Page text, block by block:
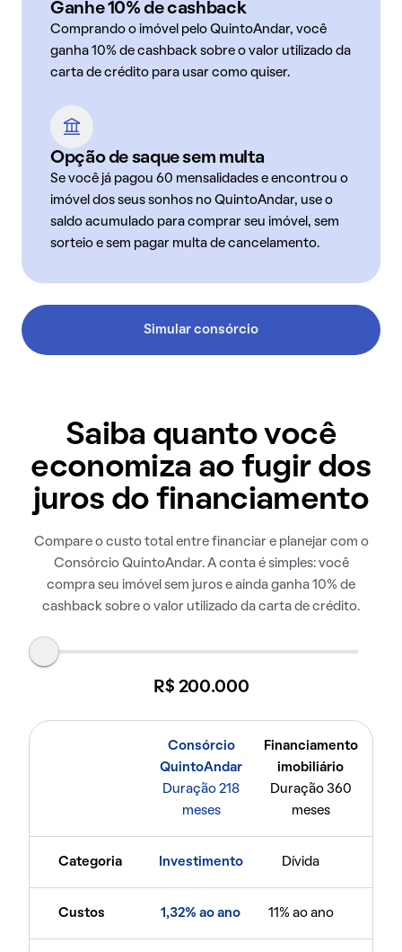
Ganhe 10% de cashback
Comprando o imóvel pelo QuintoAndar, você
ganha 10% de cashback sobre o valor utilizado da
carta de crédito para usar como quiser.
Opção de saque sem multa
Se você já pagou 60 mensalidades e encontrou o
imóvel dos seus sonhos no QuintoAndar, use o
saldo acumulado para comprar seu imóvel, sem
sorteio e sem pagar multa de cancelamento.
Simular consórcio
Saiba quanto você
economiza ao fugir dos
juros do financiamento
Compare o custo total entre financiar e planejar com o
Consórcio QuintoAndar. A conta é simples: você
compra seu imóvel sem juros e ainda ganha 10% de
cashback sobre o valor utilizado da carta de crédito.
R$ 200.000
Consórcio
QuintoAndar
Duração 218
meses
Financiamento
imobiliário
Duração 360
meses
Categoria Investimento Dívida
Custos 1,32% ao ano 11% ao ano